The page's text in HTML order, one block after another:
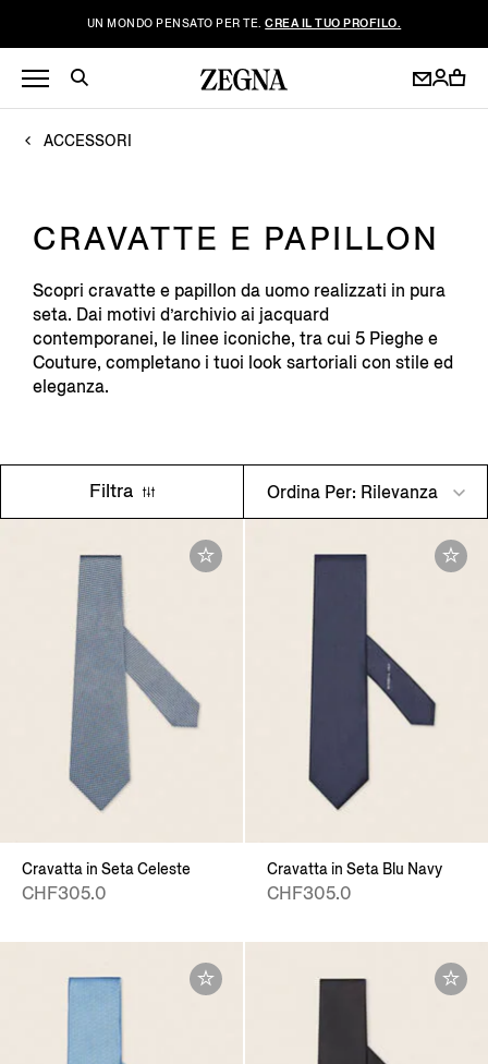
UN MONDO PENSATO PER TE.CREA IL TUO PROFILO.
ACCESSORI
CRAVATTE E PAPILLON
Scopri cravatte e papillon da uomo realizzati in pura
seta. Dai motivi d’archivio ai jacquard
contemporanei, le linee iconiche, tra cui 5 Pieghe e
Couture, completano i tuoi look sartoriali con stile ed
eleganza.
Filtra Ordina Per: Rilevanza
Cravatta in Seta Celeste
CHF305.0
Cravatta in Seta Blu Navy
CHF305.0